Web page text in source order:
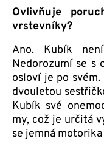
Ovlivňuje
vrstevníky?
Ano. Kubík
Nedorozumí se s
osloví je po
dvouletou
Kubík své
my, což je určitá
se jemná motorika